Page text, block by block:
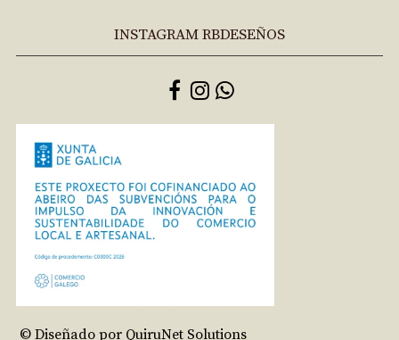
INSTAGRAM RBDESEÑOS
© Diseñado por QuiruNet Solutions